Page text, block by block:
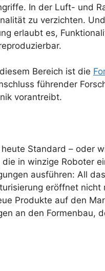
In der Luft- und
zu verzichten.
erlaubt es,
Bereich ist die
führender
vorantreibt.
Standard – oder
in winzige Roboter
ausführen: All
eröffnet nicht
Produkte auf den
an den Formenbau,